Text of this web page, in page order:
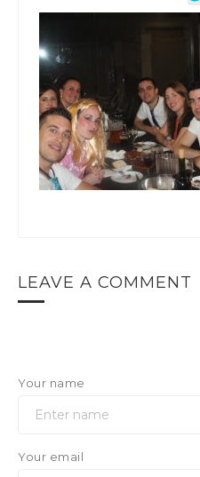
LEAVE A COMMENT
Your name
Your email